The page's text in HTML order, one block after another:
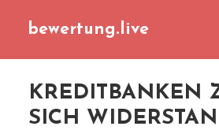
bewertung.live
KREDITBANKEN
SICH